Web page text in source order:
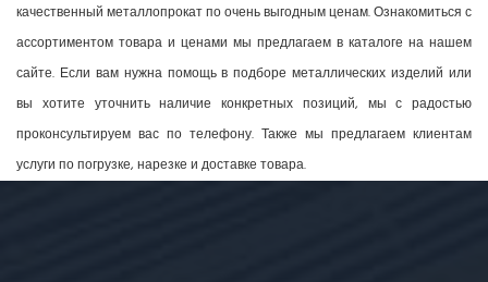
качественный металлопрокат по очень выгодным ценам. Ознакомиться с
ассортиментом товара и ценами мы предлагаем в каталоге на нашем
сайте. Если вам нужна помощь в подборе металлических изделий или
вы хотите уточнить наличие конкретных позиций, мы с радостью
проконсультируем вас по телефону. Также мы предлагаем клиентам
услуги по погрузке, нарезке и доставке товара.